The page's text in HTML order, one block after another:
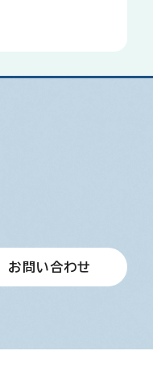
お問い合わせ